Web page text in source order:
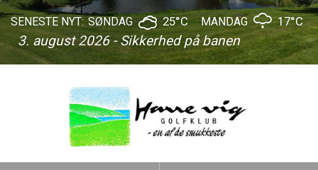
SENESTE NYT:
3. august 2026 - Sikkerhed på banen
SØNDAG 25°C MANDAG 17°C